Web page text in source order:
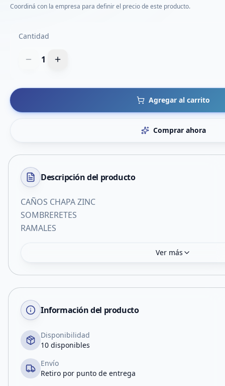
Coordiná con la empresa para definir el precio de este producto.
Cantidad
1
Agregar al carrito
Comprar ahora
Descripción del producto
CAÑOS CHAPA ZINC
SOMBRERETES
RAMALES
Ver más
Información del producto
Disponibilidad
10 disponibles
Envío
Retiro por punto de entrega